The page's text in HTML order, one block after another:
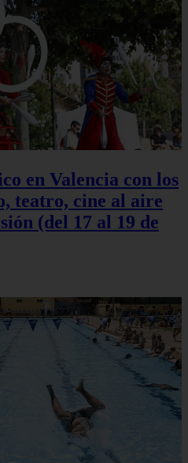
en Valencia con los
teatro, cine al aire
(del 17 al 19 de